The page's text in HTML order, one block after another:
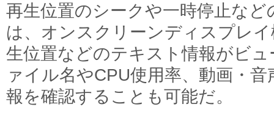
再生位置のシークや一時停止な
は、オンスクリーンディスプレ
生位置などのテキスト情報がビ
ァイル名やCPU使用率、動画・
報を確認することも可能だ。